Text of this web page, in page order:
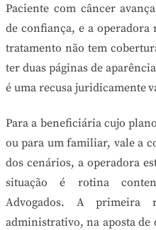
Paciente com câncer
de confiança, e a
tratamento não tem
ter duas páginas de
é uma recusa juridicamente
Para a beneficiária cujo
ou para um familiar, vale a
dos cenários, a operadora
situação é rotina
Advogados. A
administrativo, na aposta de